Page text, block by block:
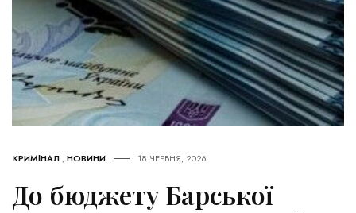
КРИМІНАЛ ,НОВИНИ 18 ЧЕРВНЯ, 2026
До бюджету Барської